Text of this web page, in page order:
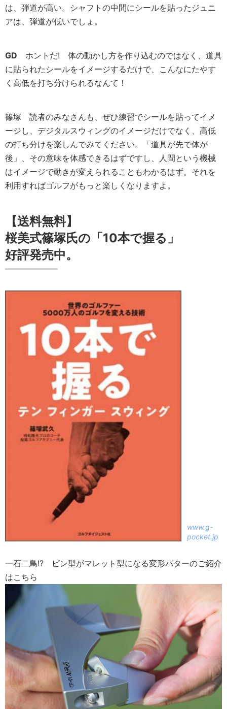
は、弾道が高い。シャフトの中間にシールを貼ったジュニ
アは、弾道が低いでしょ。
GD ホントだ! 体の動かし方を作り込むのではなく、道具
に貼られたシールをイメージするだけで、こんなにたやす
く高低を打ち分けられるなんて！
篠塚 読者のみなさんも、ぜひ練習でシールを貼ってイメ
ージし、デジタルスウィングのイメージだけでなく、高低
の打ち分けを楽しんでみてください。「道具が先で体が
後」、その意味を体感できるはずですし、人間という機械
はイメージで動きが変えられることもわかるはず。それを
利用すればゴルフがもっと楽しくなりますよ。
【送料無料】
桜美式篠塚氏の「10本で握る」
好評発売中。
www.g-
pocket.jp
一石二鳥!? ピン型がマレット型になる変形パターのご紹介
はこちら